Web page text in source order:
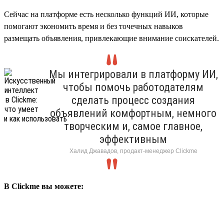
Сейчас на платформе есть несколько функций ИИ, которые
помогают экономить время и без точечных навыков
размещать объявления, привлекающие внимание соискателей.
Мы интегрировали в платформу ИИ,
чтобы помочь работодателям
сделать процесс создания
объявлений комфортным, немного
творческим и, самое главное,
эффективным
Халид Джавадов, продакт-менеджер Clickme
В Clickme вы можете: